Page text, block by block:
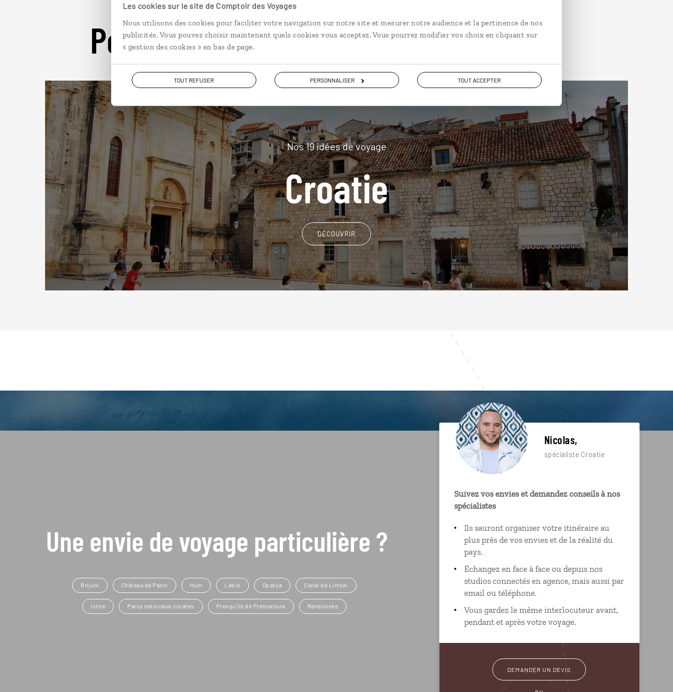
Les cookies sur le site de Comptoir des Voyages
Nous utilisons des cookies pour faciliter votre navigation sur notre site et mesurer notre audience et la pertinence de nos
publicités. Vous pouvez choisir maintenant quels cookies vous acceptez. Vous pourrez modifier vos choix en cliquant sur
« gestion des cookies » en bas de page.
TOUT REFUSER PERSONNALISER TOUT ACCEPTER
Pour aller plus loin
Nos 19 idées de voyage
Croatie
DÉCOUVRIR
Une envie de voyage particulière ?
Brijuni Château de Pazin Hum Labin Opatija Canal de Limski
Istrie Parcs nationaux croates Presqu'île de Premantura Randonnée
Nicolas,
spécialiste Croatie
Suivez vos envies et demandez conseils à nos
spécialistes
Ils sauront organiser votre itinéraire au
plus près de vos envies et de la réalité du
pays.
Échangez en face à face ou depuis nos
studios connectés en agence, mais aussi par
email ou téléphone.
Vous gardez le même interlocuteur avant,
pendant et après votre voyage.
DEMANDER UN DEVIS